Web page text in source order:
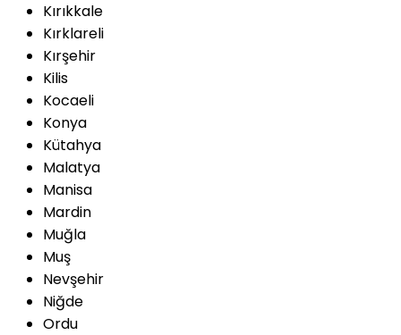
Kırıkkale
Kırklareli
Kırşehir
Kilis
Kocaeli
Konya
Kütahya
Malatya
Manisa
Mardin
Muğla
Muş
Nevşehir
Niğde
Ordu